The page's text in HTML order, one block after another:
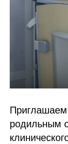
родильным